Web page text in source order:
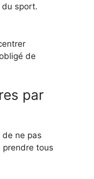
du sport.
de
par
ne pas
prendre tous